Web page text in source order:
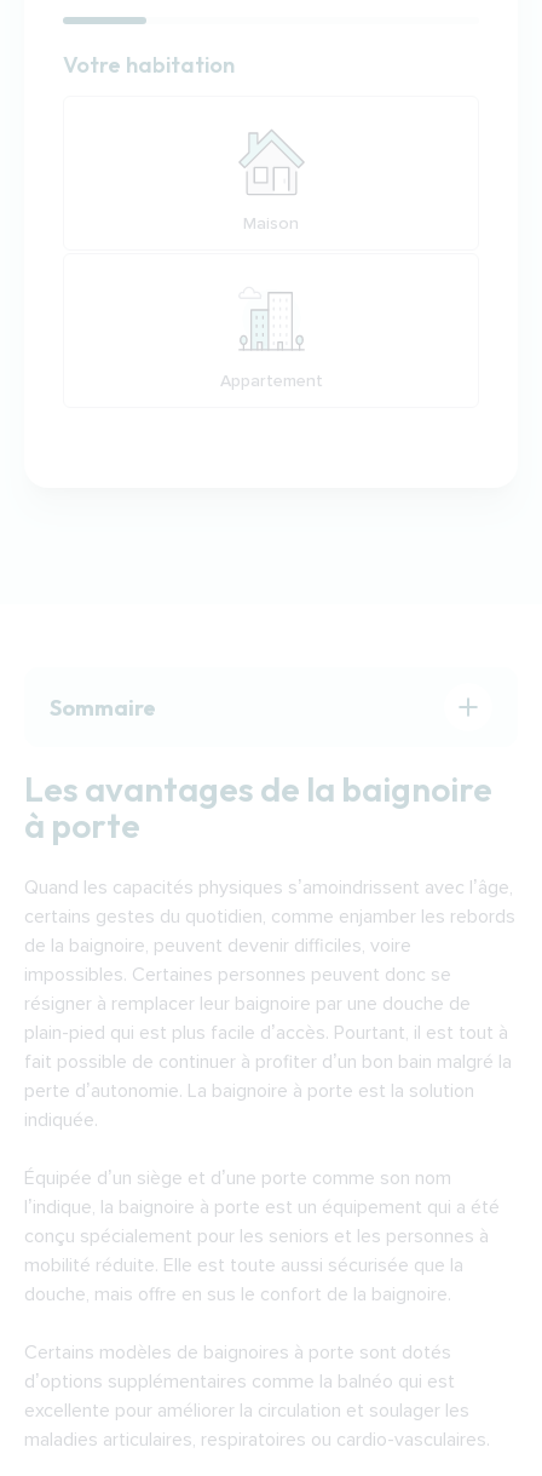
Habitation
Votre habitation
Maison
Appartement
Sommaire
Choisir sa baignoire à porte
Les différentes aides pour financer l’achat
Trouver un professionnel pour installer une
baignoire à porte
Les avantages de la baignoire
à porte
Quand les capacités physiques s’amoindrissent avec l’âge,
certains gestes du quotidien, comme enjamber les rebords
de la baignoire, peuvent devenir difficiles, voire
impossibles. Certaines personnes peuvent donc se
résigner à remplacer leur baignoire par une douche de
plain-pied qui est plus facile d’accès. Pourtant, il est tout à
fait possible de continuer à profiter d’un bon bain malgré la
perte d’autonomie. La baignoire à porte est la solution
indiquée.
Équipée d’un siège et d’une porte comme son nom
l’indique, la baignoire à porte est un équipement qui a été
conçu spécialement pour les seniors et les personnes à
mobilité réduite. Elle est toute aussi sécurisée que la
douche, mais offre en sus le confort de la baignoire.
Certains modèles de baignoires à porte sont dotés
d’options supplémentaires comme la balnéo qui est
excellente pour améliorer la circulation et soulager les
maladies articulaires, respiratoires ou cardio-vasculaires.